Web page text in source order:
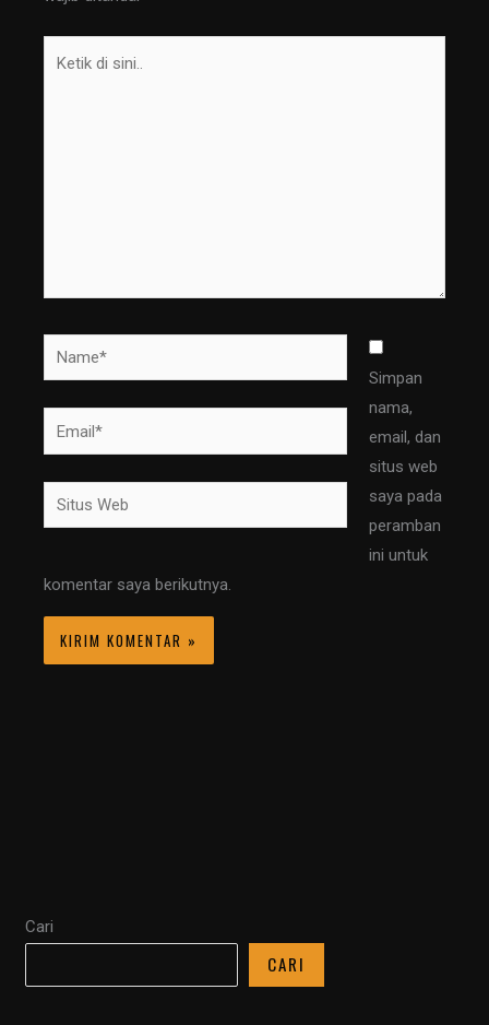
Name*
Email*
Situs
Web
Simpan
nama,
email, dan
situs web
saya pada
peramban
ini untuk
komentar saya berikutnya.
Cari
CARI